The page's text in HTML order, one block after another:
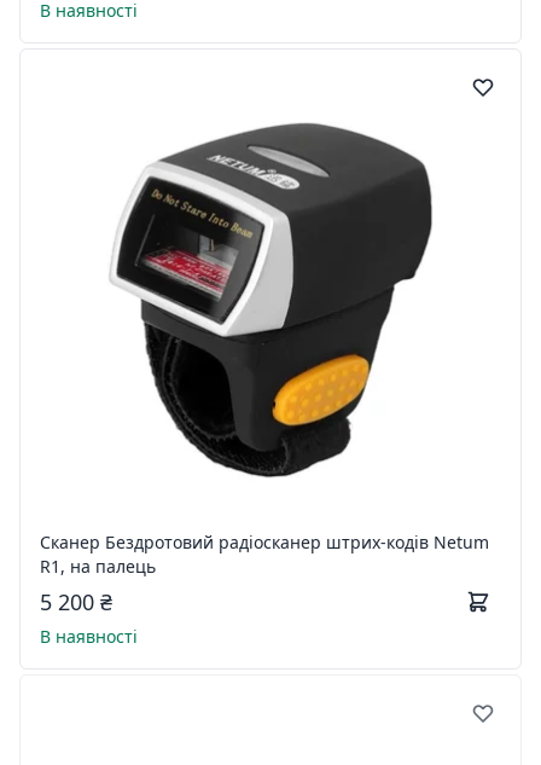
В наявності
Сканер Бездротовий радіосканер штрих-кодів Netum
R1, на палець
5 200 ₴
В наявності